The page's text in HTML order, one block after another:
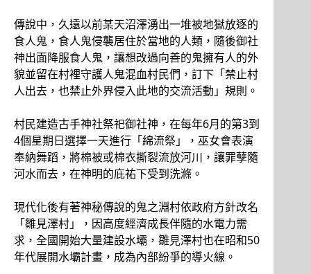
傳說中，久遠以前某天沼澤湧出一堆被地獄放逐的
食人鬼，食人鬼侵襲居住於當地的人類，隨後御社
神出面降服食人鬼，讓想改過向善的鬼擁有人的外
貌並留在村裡守護人鬼混血村民們，訂下「禁止村
人出去，也禁止外界侵入此地的交流活動」規則。
村民建造古手神社祭祀御社神，在每年6月的第3到
4個星期日選擇一天進行「綿流祭」，巫女會表演
奉納舞蹈，將棉被或棉衣撕裂流放河川，讓罪孽隨
河水而去，在神明的庇祐下受到洗滌。
現代化後有著神秘傳說的鬼之淵村依政府方針改名
「雛見澤村」，因高度經濟成長伴隨的水電力需
求，全國開始大量建設水壩，雛見澤村也在昭和50
年代展開水壩計畫，成為內部紛爭的導火線。